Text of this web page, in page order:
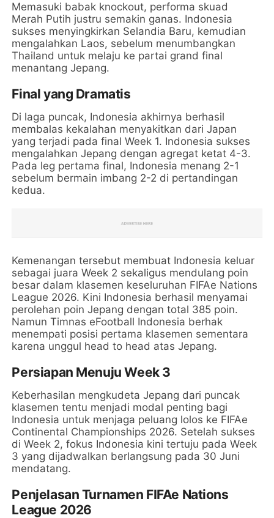
Memasuki babak knockout, performa skuad
Merah Putih justru semakin ganas. Indonesia
sukses menyingkirkan Selandia Baru, kemudian
mengalahkan Laos, sebelum menumbangkan
Thailand untuk melaju ke partai grand final
menantang Jepang.
Final yang Dramatis
Di laga puncak, Indonesia akhirnya berhasil
membalas kekalahan menyakitkan dari Japan
yang terjadi pada final Week 1. Indonesia sukses
mengalahkan Jepang dengan agregat ketat 4-3.
Pada leg pertama final, Indonesia menang 2-1
sebelum bermain imbang 2-2 di pertandingan
kedua.
Kemenangan tersebut membuat Indonesia keluar
sebagai juara Week 2 sekaligus mendulang poin
besar dalam klasemen keseluruhan FIFAe Nations
League 2026. Kini Indonesia berhasil menyamai
perolehan poin Jepang dengan total 385 poin.
Namun Timnas eFootball Indonesia berhak
menempati posisi pertama klasemen sementara
karena unggul head to head atas Jepang.
Persiapan Menuju Week 3
Keberhasilan mengkudeta Jepang dari puncak
klasemen tentu menjadi modal penting bagi
Indonesia untuk menjaga peluang lolos ke FIFAe
Continental Championships 2026. Setelah sukses
di Week 2, fokus Indonesia kini tertuju pada Week
3 yang dijadwalkan berlangsung pada 30 Juni
mendatang.
Penjelasan Turnamen FIFAe Nations
League 2026